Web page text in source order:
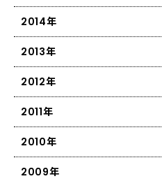
2014年
2013年
2012年
2011年
2010年
2009年